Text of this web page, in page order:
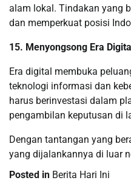
alam lokal. Tindakan yang
dan memperkuat posisi
15. Menyongsong Era
Era digital membuka
teknologi informasi dan
harus berinvestasi dalam
pengambilan keputusan di
Dengan tantangan yang
yang dijalankannya di luar
Posted in Berita Hari Ini